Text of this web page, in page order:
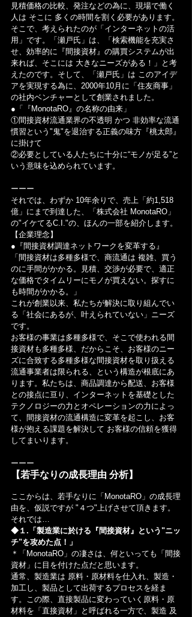
見積価格の比較、発注などの為に、現場で働く
人は そこに 多くの時間を割く必要があります。
そこで、考えられたのが「インターネットの活
用」です。「瀬戸氏」は、「検索機能を充実さ
せ、効率的に『間接資材』の購買システムが出
来れば、そこには 大きなニーズがある！」と考
えたのです。そして、「瀬戸氏」は このアイデ
アを実現する為に、2000年10月に「住友商事」
の社内ベンチャーとして創業されました。
●「『MonotaRO』の名称の由来」
①間接資材流通業界の不透明 かつ 非効率な流通
慣習という"鬼"を退治する正義の味方『桃太郎』
に掛けて
②必要としている人たちに十分に“モノが足る”と
いう意味を込められています。
ーーー
それでは、わずか 10年余りで、売上「約1,518
億」にまで到達した、「株式会社 MonotaRO」
の"イケてるC.I."の、ほんの一部を紹介します。
【企業理念】
●『間接資材調達ネットワークを変革する』
「間接資材は多種多様で、商流通は 複雑、買う
のに手間がかかる。見積、交渉が必要で、適正
な価格でタイムリーにモノが買えない。探すに
も時間がかかる。」
これが創業以来、私たちが解決に取り組んでい
る「社会にあるが、叶えられていない」ニーズ
です。
お客様の事業は多種多様で、そこで使われる間
接資材も多種多様、だからこそ、お客様のニー
ズに合致する多種多様な間接資材を取り扱える
流通事業者は限られる、という構造が根底にあ
ります。私たちは、商品調達から配送、お客様
との接点に亘り、インターネットを基礎とした
テクノロジーの力とオペレーションの力によっ
て、間接資材の流通構造に変革を起こし、お客
様が抱える課題を解決して お客様の信頼を獲得
してまいります。
ーーー
【若手なりの成長理由 分析】
ここからは、若手なりに「MonotaRO」の成長理
由を、仮説ですが "４つ"上げさせて頂きます。
それでは…
◆１.「製造業に於ける『間接資材』という"ニッ
チ"を攻めた点！」
＊「MonotaRO」の凄さは、何といっても「間接
資材」に目を付けた点だと思います。
通常、製造業は 原料・原材料を仕入れ、製造・
加工し、製品として出荷するプロセスを経ま
す。この際、直接製品に変わっていく原料・原
材料を「直接資材」と呼ばれる一方で、製造 及